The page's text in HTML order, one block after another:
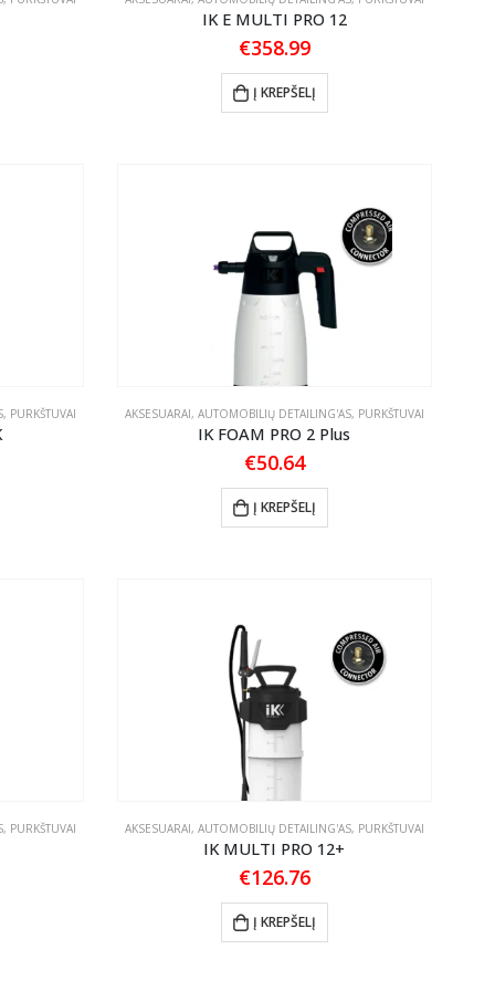
IK E MULTI PRO 12
€358.99
Į KREPŠELĮ
, PURKŠTUVAI AKSESUARAI, AUTOMOBILIŲ DETAILING'AS, PURKŠTUVAI
IK FOAM PRO 2 Plus
€50.64
Į KREPŠELĮ
, PURKŠTUVAI AKSESUARAI, AUTOMOBILIŲ DETAILING'AS, PURKŠTUVAI
IK MULTI PRO 12+
€126.76
Į KREPŠELĮ